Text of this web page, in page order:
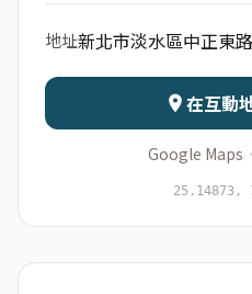
日期
資料僅用於即
地址新北市淡水區中正東
在互動
Google Maps ·
25.14873,